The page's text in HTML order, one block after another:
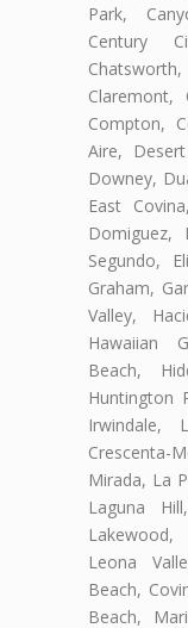
Park,
Century
Claremont,
Compton,
Aire,
Downey,
East
Domiguez,
Segundo,
Graham,
Valley,
Hawaiian
Beach,
Huntington
Irwindale,
Crescenta-
Mirada, La
Laguna
Leona
Beach,
Beach,